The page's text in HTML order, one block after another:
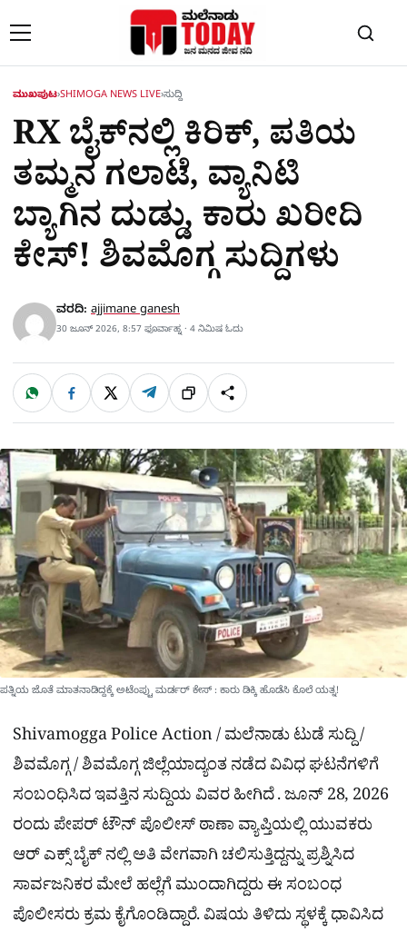
ಮುಖಪುಟ›SHIMOGA NEWS LIVE›ಸುದ್ದಿ
RX ಬೈಕ್​ನಲ್ಲಿ ಕಿರಿಕ್, ಪತಿಯ
ತಮ್ಮನ ಗಲಾಟೆ, ವ್ಯಾನಿಟಿ
ಬ್ಯಾಗಿನ ದುಡ್ಡು, ಕಾರು ಖರೀದಿ
ಕೇಸ್! ಶಿವಮೊಗ್ಗ ಸುದ್ದಿಗಳು
ವರದಿ: ajjimane ganesh
30 ಜೂನ್ 2026, 8:57 ಫೂರ್ವಾಹ್ನ · 4 ನಿಮಿಷ ಓದು
ಹಂಚಿಕೊಳ್ಳಿ
W
a
t
p
p
F
c
e
o
k
X T
l
e
a
m
ಲಿಂ
ಕ್
S
h
a
r
e
ಪತ್ನಿಯ ಜೊತೆ ಮಾತನಾಡಿದ್ದಕ್ಕೆ ಅಟೆಂಪ್ಟು ಮರ್ಡರ್ ಕೇಸ್ : ಕಾರು ಡಿಕ್ಕಿ ಹೊಡೆಸಿ ಕೊಲೆ ಯತ್ನ!
Shivamogga Police Action / ಮಲೆನಾಡು ಟುಡೆ ಸುದ್ದಿ /
ಶಿವಮೊಗ್ಗ / ಶಿವಮೊಗ್ಗ ಜಿಲ್ಲೆಯಾದ್ಯಂತ ನಡೆದ ವಿವಿಧ ಘಟನೆಗಳಿಗೆ
ಸಂಬಂಧಿಸಿದ ಇವತ್ತಿನ ಸುದ್ದಿಯ ವಿವರ ಹೀಗಿದೆ . ಜೂನ್ 28, 2026
ರಂದು ಪೇಪರ್ ಟೌನ್ ಪೊಲೀಸ್ ಠಾಣಾ ವ್ಯಾಪ್ತಿಯಲ್ಲಿ ಯುವಕರು
ಆರ್ ಎಕ್ಸ್ ಬೈಕ್ ನಲ್ಲಿ ಅತಿ ವೇಗವಾಗಿ ಚಲಿಸುತ್ತಿದ್ದನ್ನು ಪ್ರಶ್ನಿಸಿದ
ಸಾರ್ವಜನಿಕರ ಮೇಲೆ ಹಲ್ಲೆಗೆ ಮುಂದಾಗಿದ್ದರು ಈ ಸಂಬಂಧ
ಪೊಲೀಸರು ಕ್ರಮ ಕೈಗೊಂಡಿದ್ದಾರೆ. ವಿಷಯ ತಿಳಿದು ಸ್ಥಳಕ್ಕೆ ಧಾವಿಸಿದ